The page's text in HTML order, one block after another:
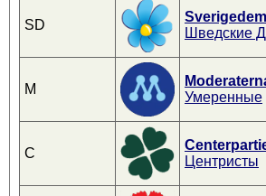
SD
Шведские
M
Умеренные
C
Центристы